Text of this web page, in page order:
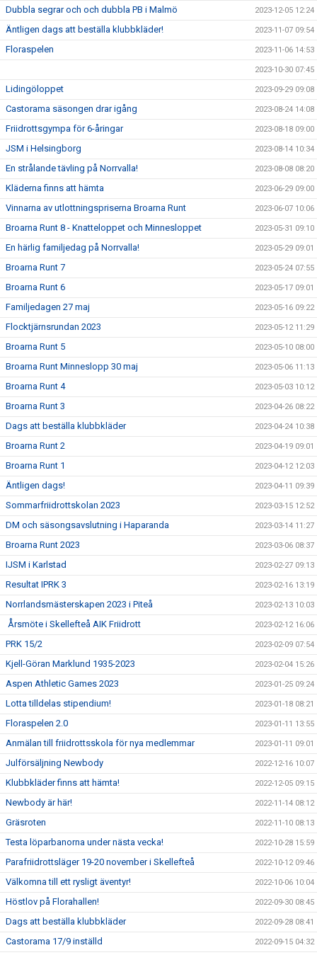
Dubbla segrar och och dubbla PB i Malmö 2023-12-05 12:24
Äntligen dags att beställa klubbkläder! 2023-11-07 09:54
Floraspelen 2023-11-06 14:53
2023-10-30 07:45
Lidingöloppet 2023-09-29 09:08
Castorama säsongen drar igång 2023-08-24 14:08
Friidrottsgympa för 6-åringar 2023-08-18 09:00
JSM i Helsingborg 2023-08-14 10:34
En strålande tävling på Norrvalla! 2023-08-08 08:20
Kläderna finns att hämta 2023-06-29 09:00
Vinnarna av utlottningspriserna Broarna Runt 2023-06-07 10:06
Broarna Runt 8 - Knatteloppet och Minnesloppet 2023-05-31 09:10
En härlig familjedag på Norrvalla! 2023-05-29 09:01
Broarna Runt 7 2023-05-24 07:55
Broarna Runt 6 2023-05-17 09:01
Familjedagen 27 maj 2023-05-16 09:22
Flocktjärnsrundan 2023 2023-05-12 11:29
Broarna Runt 5 2023-05-10 08:00
Broarna Runt Minneslopp 30 maj 2023-05-06 11:13
Broarna Runt 4 2023-05-03 10:12
Broarna Runt 3 2023-04-26 08:22
Dags att beställa klubbkläder 2023-04-24 10:38
Broarna Runt 2 2023-04-19 09:01
Broarna Runt 1 2023-04-12 12:03
Äntligen dags! 2023-04-11 09:39
Sommarfriidrottskolan 2023 2023-03-15 12:52
DM och säsongsavslutning i Haparanda 2023-03-14 11:27
Broarna Runt 2023 2023-03-06 08:37
IJSM i Karlstad 2023-02-27 09:13
Resultat IPRK 3 2023-02-16 13:19
Norrlandsmästerskapen 2023 i Piteå 2023-02-13 10:03
Årsmöte i Skellefteå AIK Friidrott 2023-02-12 16:06
PRK 15/2 2023-02-09 07:54
Kjell-Göran Marklund 1935-2023 2023-02-04 15:26
Aspen Athletic Games 2023 2023-01-25 09:24
Lotta tilldelas stipendium! 2023-01-18 08:21
Floraspelen 2.0 2023-01-11 13:55
Anmälan till friidrottsskola för nya medlemmar 2023-01-11 09:01
Julförsäljning Newbody 2022-12-16 10:07
Klubbkläder finns att hämta! 2022-12-05 09:15
Newbody är här! 2022-11-14 08:12
Gräsroten 2022-11-10 08:13
Testa löparbanorna under nästa vecka! 2022-10-28 15:59
Parafriidrottsläger 19-20 november i Skellefteå 2022-10-12 09:46
Välkomna till ett rysligt äventyr! 2022-10-06 10:04
Höstlov på Florahallen! 2022-09-30 08:45
Dags att beställa klubbkläder 2022-09-28 08:41
Castorama 17/9 inställd 2022-09-15 04:32